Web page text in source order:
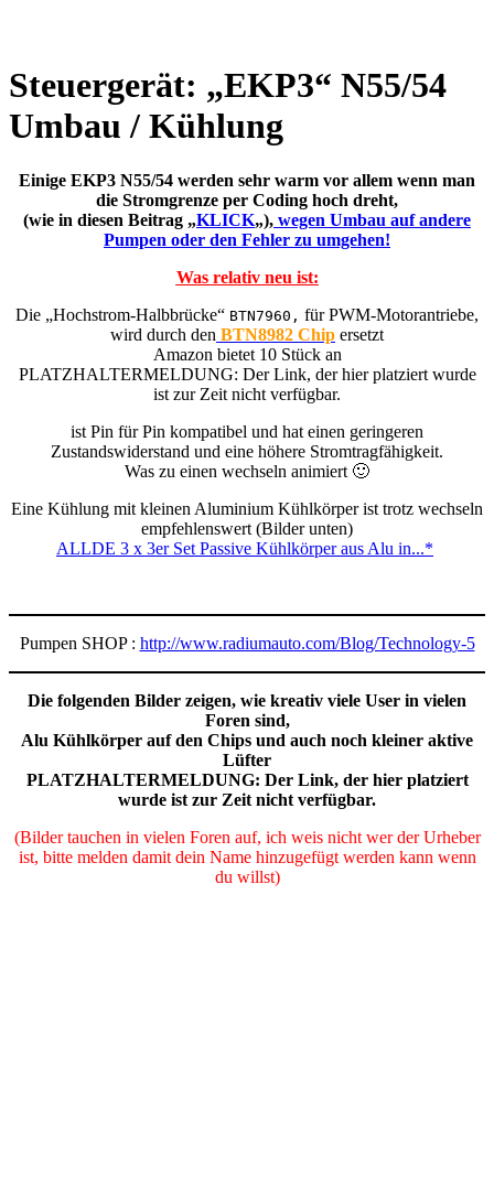
Steuergerät: „EKP3“ N55/54
Umbau / Kühlung
Einige EKP3 N55/54 werden sehr warm vor allem wenn man
die Stromgrenze per Coding hoch dreht,
(wie in diesen Beitrag „KLICK„), wegen Umbau auf andere
Pumpen oder den Fehler zu umgehen!
Was relativ neu ist:
Die „Hochstrom-Halbbrücke“ BTN7960, für PWM-Motorantriebe,
wird durch den BTN8982 Chip ersetzt
Amazon bietet 10 Stück an
PLATZHALTERMELDUNG: Der Link, der hier platziert wurde
ist zur Zeit nicht verfügbar.
ist Pin für Pin kompatibel und hat einen geringeren
Zustandswiderstand und eine höhere Stromtragfähigkeit.
Was zu einen wechseln animiert 🙂
Eine Kühlung mit kleinen Aluminium Kühlkörper ist trotz wechseln
empfehlenswert (Bilder unten)
ALLDE 3 x 3er Set Passive Kühlkörper aus Alu in...*
Pumpen SHOP : http://www.radiumauto.com/Blog/Technology-5
Die folgenden Bilder zeigen, wie kreativ viele User in vielen
Foren sind,
Alu Kühlkörper auf den Chips und auch noch kleiner aktive
Lüfter
PLATZHALTERMELDUNG: Der Link, der hier platziert
wurde ist zur Zeit nicht verfügbar.
(Bilder tauchen in vielen Foren auf, ich weis nicht wer der Urheber
ist, bitte melden damit dein Name hinzugefügt werden kann wenn
du willst)